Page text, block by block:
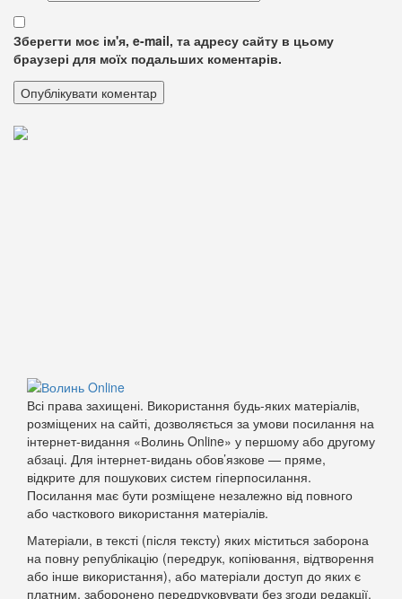
Зберегти моє ім'я, e-mail, та адресу сайту в цьому
браузері для моїх подальших коментарів.
Всі права захищені. Використання будь-яких матеріалів,
розміщених на сайті, дозволяється за умови посилання на
інтернет-видання «Волинь Online» у першому або другому
абзаці. Для інтернет-видань обов’язкове — пряме,
відкрите для пошукових систем гіперпосилання.
Посилання має бути розміщене незалежно від повного
або часткового використання матеріалів.
Матеріали, в тексті (після тексту) яких міститься заборона
на повну републікацію (передрук, копіювання, відтворення
або інше використання), або матеріали доступ до яких є
платним, заборонено передруковувати без згоди редакції.